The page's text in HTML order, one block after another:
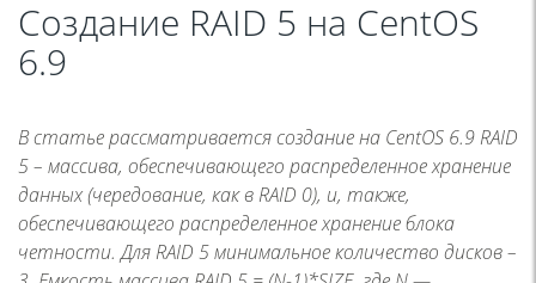
Создание RAID 5 на CentOS
6.9
В статье рассматривается создание на CentOS 6.9 RAID
5 – массива, обеспечивающего распределенное хранение
данных (чередование, как в RAID 0), и, также,
обеспечивающего распределенное хранение блока
четности. Для RAID 5 минимальное количество дисков –